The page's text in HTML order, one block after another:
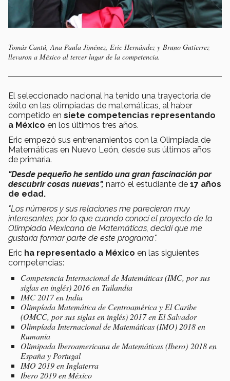
Tomás Cantú, Ana Paula Jiménez, Eric Hernández y Bruno Gutierrez
llevaron a México al tercer lugar de la competencia.
El seleccionado nacional ha tenido una trayectoria de
éxito en las olimpiadas de matemáticas, al haber
competido en siete competencias representando
a México en los últimos tres años.
Eric empezó sus entrenamientos con la Olimpiada de
Matemáticas en Nuevo León, desde sus últimos años
de primaria.
"Desde pequeño he sentido una gran fascinación por
descubrir cosas nuevas", narró el estudiante de 17 años
de edad.
"Los números y sus relaciones me parecieron muy
interesantes, por lo que cuando conocí el proyecto de la
Olimpiada Mexicana de Matemáticas, decidí que me
gustaría formar parte de este programa".
Eric ha representado a México en las siguientes
competencias:
Competencia Internacional de Matemáticas (IMC, por sus
siglas en inglés) 2016 en Tailandia
IMC 2017 en India
Olimpíada Matemática de Centroamérica y El Caribe
(OMCC, por sus siglas en inglés) 2017 en El Salvador
Olimpíada Internacional de Matemáticas (IMO) 2018 en
Rumania
Olimipada Iberoamericana de Matemáticas (Ibero) 2018 en
España y Portugal
IMO 2019 en Inglaterra
Ibero 2019 en México